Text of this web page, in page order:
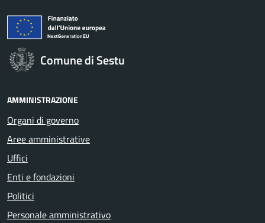
Comune di Sestu
AMMINISTRAZIONE
Organi di governo
Aree amministrative
Uffici
Enti e fondazioni
Politici
Personale amministrativo